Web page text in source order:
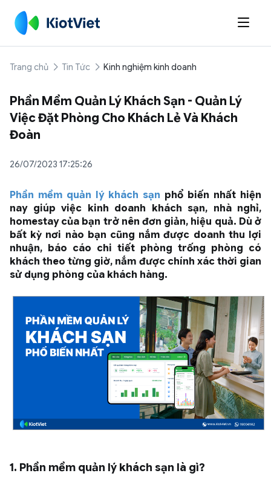

Trang chủ Tin Tức Kinh nghiệm kinh doanh
Phần Mềm Quản Lý Khách Sạn - Quản Lý
Việc Đặt Phòng Cho Khách Lẻ Và Khách
Đoàn
26/07/2023 17:25:26
Phần mềm quản lý khách sạn phổ biến nhất hiện
nay giúp việc kinh doanh khách sạn, nhà nghỉ,
homestay của bạn trở nên đơn giản, hiệu quả. Dù ở
bất kỳ nơi nào bạn cũng nắm được doanh thu lợi
nhuận, báo cáo chi tiết phòng trống phòng có
khách theo từng giờ, nắm được chính xác thời gian
sử dụng phòng của khách hàng.
1. Phần mềm quản lý khách sạn là gì?